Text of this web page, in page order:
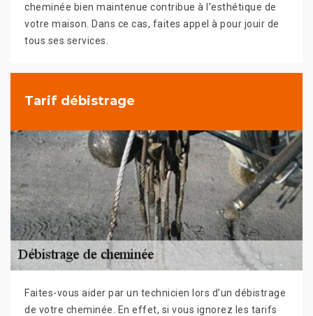
cheminée bien maintenue contribue à l’esthétique de
votre maison. Dans ce cas, faites appel à pour jouir de
tous ses services.
Tarif débistrage
Faites-vous aider par un technicien lors d’un débistrage
de votre cheminée. En effet, si vous ignorez les tarifs